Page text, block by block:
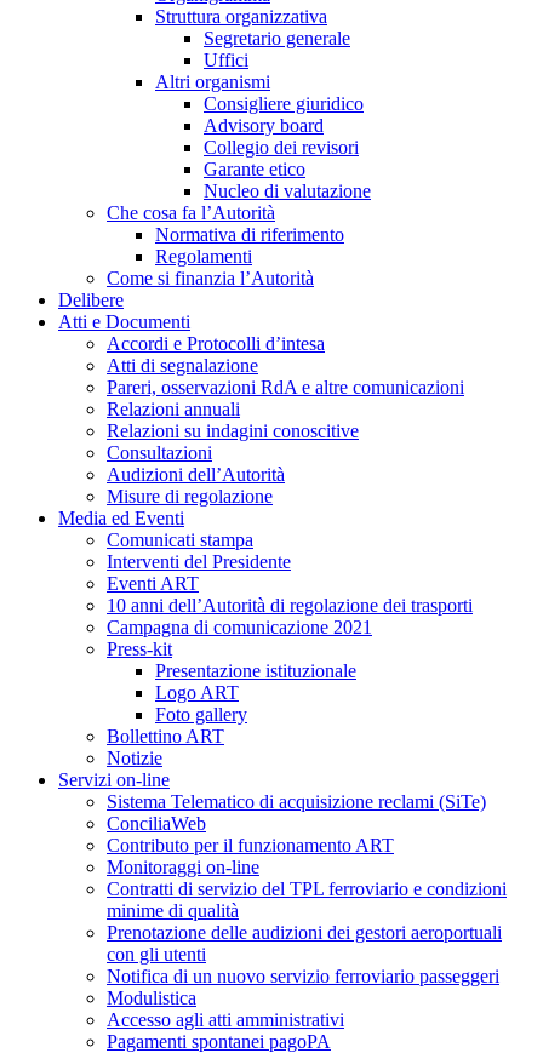
Struttura organizzativa
Segretario generale
Uffici
Altri organismi
Consigliere giuridico
Advisory board
Collegio dei revisori
Garante etico
Nucleo di valutazione
Che cosa fa l’Autorità
Normativa di riferimento
Regolamenti
Come si finanzia l’Autorità
Delibere
Atti e Documenti
Accordi e Protocolli d’intesa
Atti di segnalazione
Pareri, osservazioni RdA e altre comunicazioni
Relazioni annuali
Relazioni su indagini conoscitive
Consultazioni
Audizioni dell’Autorità
Misure di regolazione
Media ed Eventi
Comunicati stampa
Interventi del Presidente
Eventi ART
10 anni dell’Autorità di regolazione dei trasporti
Campagna di comunicazione 2021
Press-kit
Presentazione istituzionale
Logo ART
Foto gallery
Bollettino ART
Notizie
Servizi on-line
Sistema Telematico di acquisizione reclami (SiTe)
ConciliaWeb
Contributo per il funzionamento ART
Monitoraggi on-line
Contratti di servizio del TPL ferroviario e condizioni
minime di qualità
Prenotazione delle audizioni dei gestori aeroportuali
con gli utenti
Notifica di un nuovo servizio ferroviario passeggeri
Modulistica
Accesso agli atti amministrativi
Pagamenti spontanei pagoPA